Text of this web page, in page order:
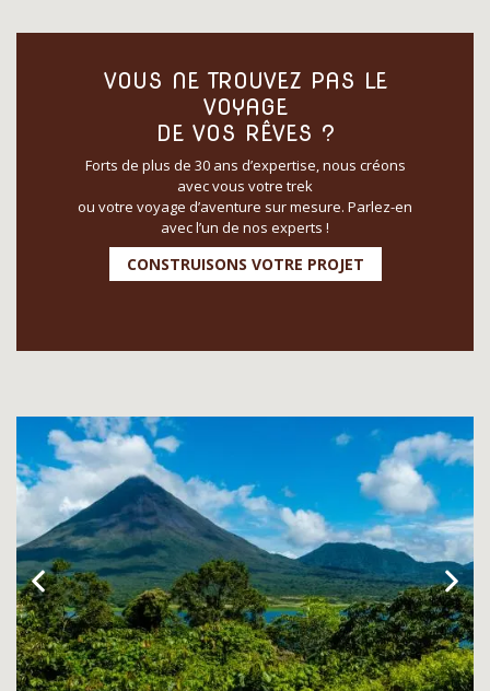
VOUS NE TROUVEZ PAS LE
VOYAGE
DE VOS RÊVES ?
Forts de plus de 30 ans d’expertise, nous créons
avec vous votre trek
ou votre voyage d’aventure sur mesure. Parlez-en
avec l’un de nos experts !
CONSTRUISONS VOTRE PROJET